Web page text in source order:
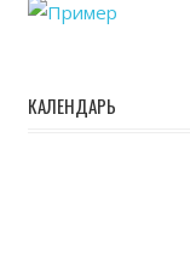
КАЛЕНДАРЬ